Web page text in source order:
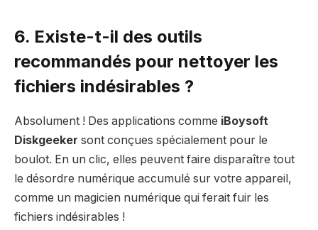
6. Existe-t-il des outils
recommandés pour nettoyer les
fichiers indésirables ?
Absolument ! Des applications comme iBoysoft
Diskgeeker sont conçues spécialement pour le
boulot. En un clic, elles peuvent faire disparaître tout
le désordre numérique accumulé sur votre appareil,
comme un magicien numérique qui ferait fuir les
fichiers indésirables !